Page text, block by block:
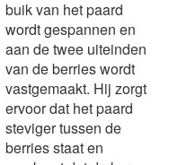
buik van het paard
wordt gespannen en
aan de twee uiteinden
van de berries wordt
vastgemaakt. Hij zorgt
ervoor dat het paard
steviger tussen de
berries staat en